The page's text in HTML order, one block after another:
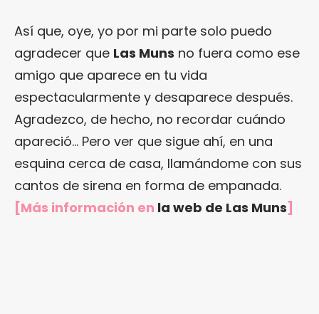
Así que, oye, yo por mi parte solo puedo
agradecer que Las Muns no fuera como ese
amigo que aparece en tu vida
espectacularmente y desaparece después.
Agradezco, de hecho, no recordar cuándo
apareció… Pero ver que sigue ahí, en una
esquina cerca de casa, llamándome con sus
cantos de sirena en forma de empanada.
[Más información en la web de Las Muns]